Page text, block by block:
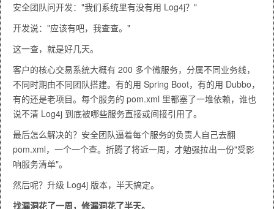
安全团队问开发："我们系统里有没有用 Log4j？"
开发说："应该有吧，我查查。"
这一查，就是好几天。
客户的核心交易系统大概有 200 多个微服务，分属不同业务线，
不同时期由不同团队搭建。有的用 Spring Boot，有的用 Dubbo，
有的还是老项目。每个服务的 pom.xml 里都塞了一堆依赖，谁也
说不清 Log4j 到底被哪些服务直接或间接引用了。
最后怎么解决的？安全团队逼着每个服务的负责人自己去翻
pom.xml，一个一个查。折腾了将近一周，才勉强拉出一份"受影
响服务清单"。
然后呢？升级 Log4j 版本，半天搞定。
找漏洞花了一周，修漏洞花了半天。